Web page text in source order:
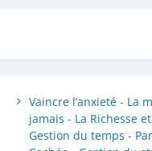
Vaincre l’anxieté - La
jamais - La Richesse
Gestion du temps -